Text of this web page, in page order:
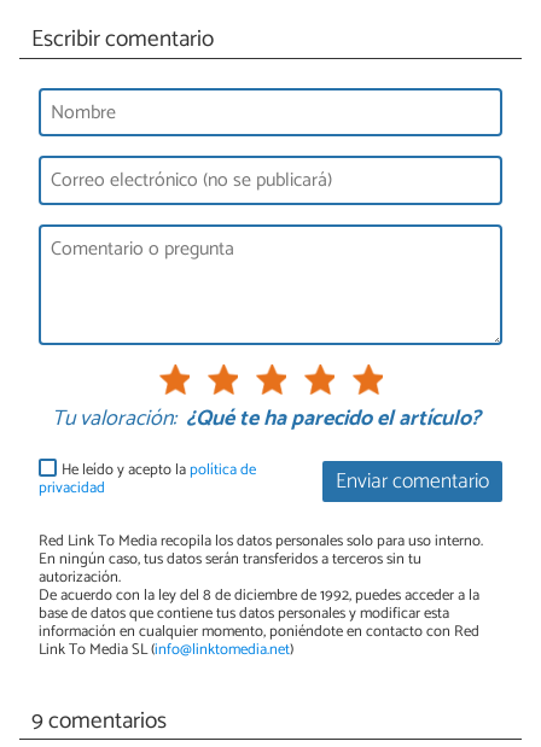
Escribir comentario
Tu valoración: ¿Qué te ha parecido el artículo?
Enviar comentario
He leído y acepto lapolítica de
privacidad
Red Link To Media recopila los datos personales solo para uso interno.
En ningún caso, tus datos serán transferidos a terceros sin tu
autorización.
De acuerdo con la ley del 8 de diciembre de 1992, puedes acceder a la
base de datos que contiene tus datos personales y modificar esta
información en cualquier momento, poniéndote en contacto con Red
Link To Media SL (info@linktomedia.net)
9 comentarios